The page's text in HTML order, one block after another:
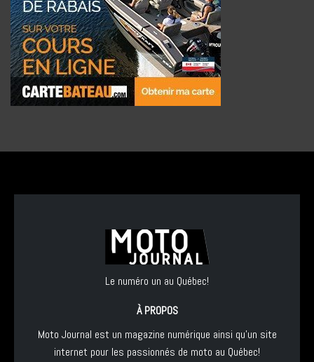
Le numéro un au Québec!
À PROPOS
Moto Journal est un magazine numérique ainsi qu'un site
internet pour les passionnés de moto au Québec!